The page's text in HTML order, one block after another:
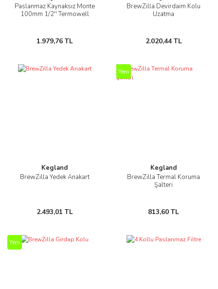
Paslanmaz Kaynaksız Monte
100mm 1/2'' Termowell
1.979,76 TL
BrewZilla Devirdaim Kolu
Uzatma
2.020,44 TL
Kegland
BrewZilla Yedek Anakart
2.493,01 TL
Yeni
Kegland
BrewZilla Termal Koruma
Şalteri
813,60 TL
Yeni